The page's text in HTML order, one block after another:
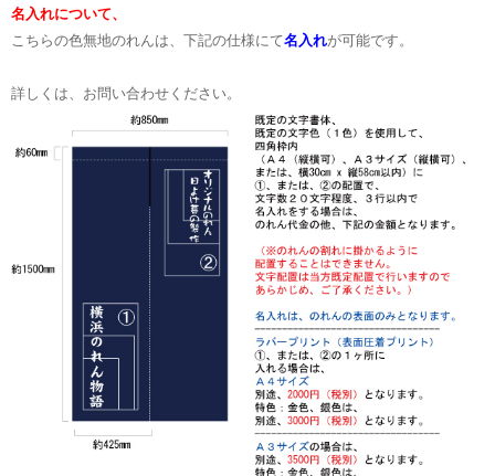
名入れについて、
こちらの色無地のれんは、下記の仕様にて名入れが可能です。
詳しくは、お問い合わせください。